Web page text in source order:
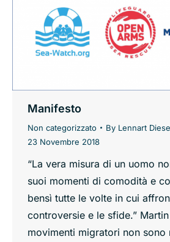
Manifesto
Non categorizzato By Lennart
23 Novembre 2018
“La vera misura di un uomo
suoi momenti di comodità e
bensì tutte le volte in cui
controversie e le sfide.”
movimenti migratori non sono